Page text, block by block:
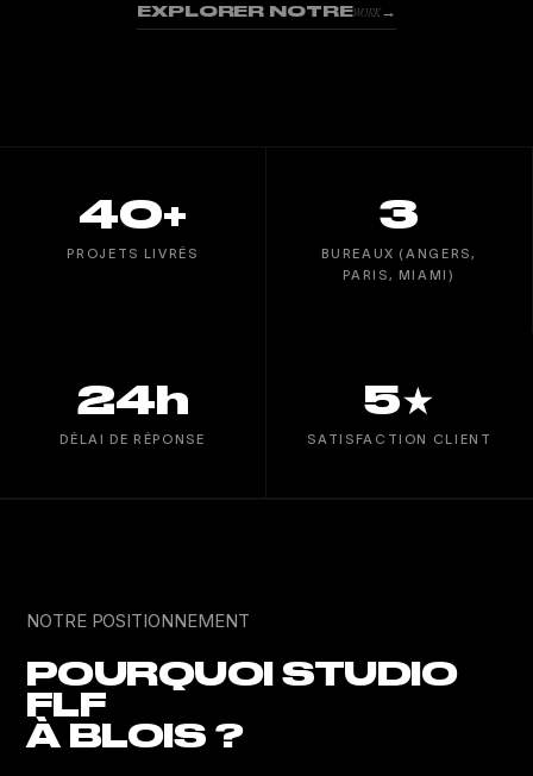
EXPLORER NOTREWORK→
40+
PROJETS LIVRÉS
3
BUREAUX (ANGERS,
PARIS, MIAMI)
24h
DÉLAI DE RÉPONSE
5★
SATISFACTION CLIENT
NOTRE POSITIONNEMENT
POURQUOI STUDIO
FLF
À BLOIS ?